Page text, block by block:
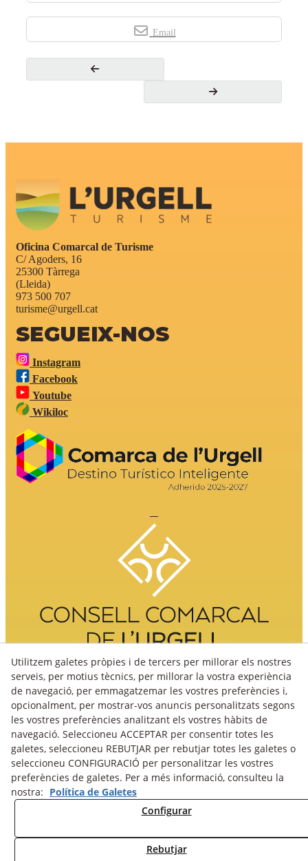
Email
Oficina Comarcal de Turisme
C/ Agoders, 16
25300 Tàrrega
(Lleida)
973 500 707
turisme@urgell.cat
SEGUEIX-NOS
Instagram
Facebook
Youtube
Wikiloc
Avís Legal Política Cookies
Utilitzem galetes pròpies i de tercers per millorar els nostres
serveis, per motius tècnics, per millorar la vostra experiència
de navegació, per emmagatzemar les vostres preferències i,
opcionalment, per mostrar-vos anuncis personalitzats segons
les vostres preferències analitzant els vostres hàbits de
navegació. Seleccioneu ACCEPTAR per consentir totes les
galetes, seleccioneu REBUTJAR per rebutjar totes les galetes o
seleccioneu CONFIGURACIÓ per personalitzar les vostres
preferències de galetes. Per a més informació, consulteu la
nostra: Política de Galetes
Configurar
Rebutjar